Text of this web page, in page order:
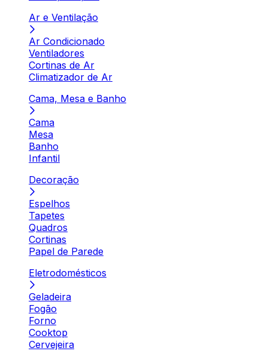
Ar e Ventilação
Ar Condicionado
Ventiladores
Cortinas de Ar
Climatizador de Ar
Cama, Mesa e Banho
Cama
Mesa
Banho
Infantil
Decoração
Espelhos
Tapetes
Quadros
Cortinas
Papel de Parede
Eletrodomésticos
Geladeira
Fogão
Forno
Cooktop
Cervejeira